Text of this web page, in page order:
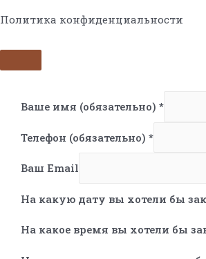
Политика конфиденциальности
Ваше имя (обязательно) *
Телефон (обязательно) *
Ваш Email
На какую дату вы хотели бы
На какое время вы хотели бы